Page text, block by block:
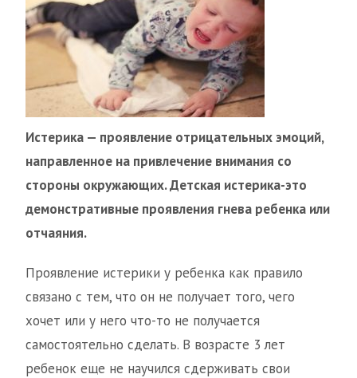
Истерика — проявление отрицательных эмоций,
направленное на привлечение внимания со
стороны окружающих. Детская истерика-это
демонстративные проявления гнева ребенка или
отчаяния.
Проявление истерики у ребенка как правило
связано с тем, что он не получает того, чего
хочет или у него что-то не получается
самостоятельно сделать. В возрасте 3 лет
ребенок еще не научился сдерживать свои